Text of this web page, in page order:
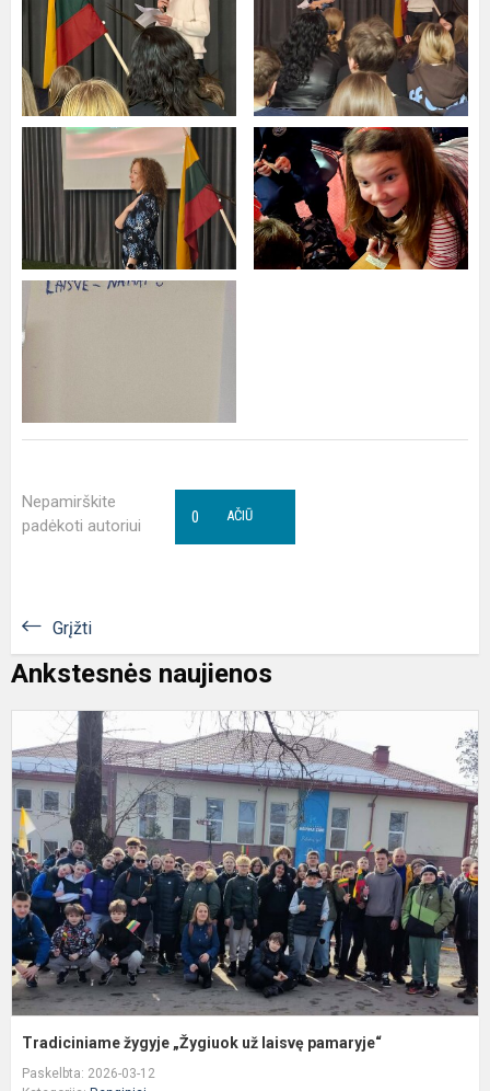
Nepamirškite
padėkoti autoriui
AČIŪ
0
Grįžti
Ankstesnės naujienos
Tradiciniame žygyje „Žygiuok už laisvę pamaryje“
Paskelbta: 2026-03-12